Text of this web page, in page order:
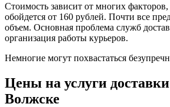
Стоимость зависит от многих факторов,
обойдется от 160 рублей. Почти все
объем. Основная проблема служб
организация работы курьеров.
Немногие могут похвастаться
Цены на услуги
Волжске